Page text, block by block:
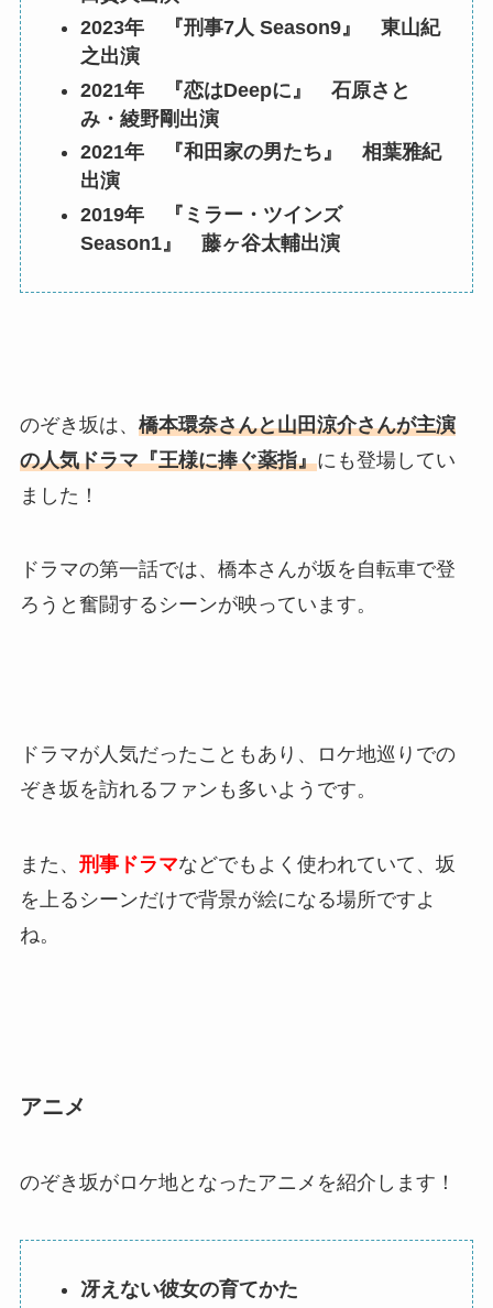
2023年 『刑事7人 Season9』 東山紀
之出演
2021年 『恋はDeepに』 石原さと
み・綾野剛出演
2021年 『和田家の男たち』 相葉雅紀
出演
2019年 『ミラー・ツインズ
Season1』 藤ヶ谷太輔出演
のぞき坂は、 橋本環奈さんと山田涼介さんが主演
の人気ドラマ『王様に捧ぐ薬指』にも登場してい
ました！
ドラマの第一話では、橋本さんが坂を自転車で登
ろうと奮闘するシーンが映っています。
ドラマが人気だったこともあり、ロケ地巡りでの
ぞき坂を訪れるファンも多いようです。
また、 刑事ドラマなどでもよく使われていて、坂
を上るシーンだけで背景が絵になる場所ですよ
ね。
アニメ
のぞき坂がロケ地となったアニメを紹介します！
冴えない彼女の育てかた